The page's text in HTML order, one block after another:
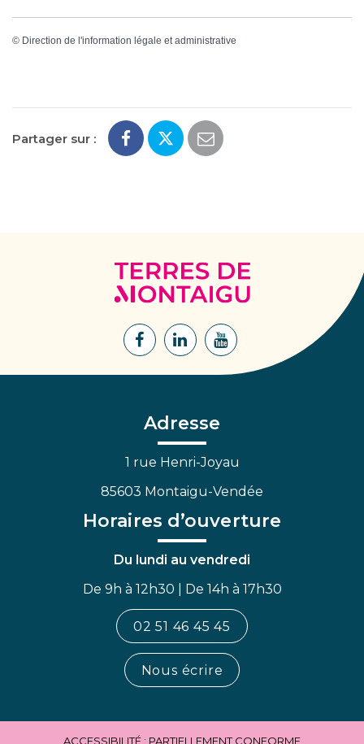
© Direction de l'information légale et administrative
Partager sur :
Terres
de
Lien
Facebook
Lien
Linkedin
Lien
Adresse
1 rue Henri-Joyau
85603 Montaigu-Vendée
Horaires d’ouverture
Du lundi au vendredi
De 9h à 12h30 | De 14h à 17h30
02 51 46 45 45
Nous écrire
ACCESSIBILITÉ : PARTIELLEMENT CONFORME